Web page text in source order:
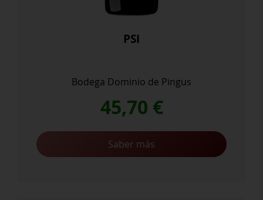
PSI
Bodega Dominio de Pingus
45,70 €
Saber más